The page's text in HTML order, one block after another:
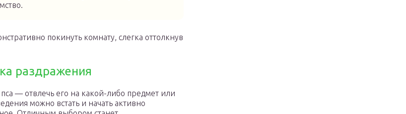
покинуть комнату, слегка оттолкнув
раздражения
— отвлечь его на какой-либо предмет или
можно встать и начать активно